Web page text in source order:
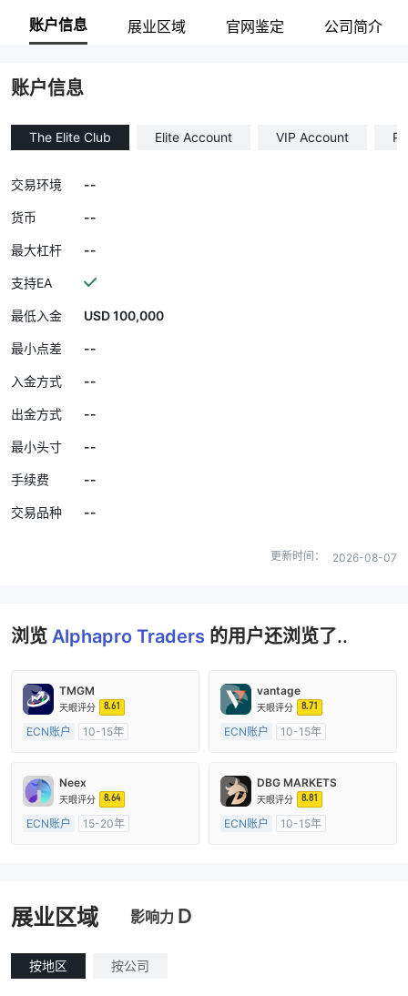
账户信息 展业区域 官网鉴定 公司简介
账户信息
The Elite Club Elite Account VIP Account
交易环境 --
货币 --
最大杠杆 --
支持EA
最低入金 USD 100,000
最小点差 --
入金方式 --
出金方式 --
最小头寸 --
手续费 --
交易品种 --
更新时间： 2026-08-07
浏览 Alphapro Traders 的用户还浏览了..
TMGM
天眼评分 8.61
ECN账户
10-15年
主标MT4
vantage
天眼评分 8.71
ECN账户
10-15年
主标MT4
Neex
天眼评分 8.64
ECN账户
15-20年
DBG MARKETS
天眼评分 8.81
ECN账户
10-15年
展业区域 影响力 D
按地区 按公司